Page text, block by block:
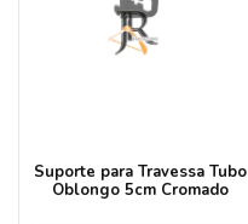
Suporte para Travessa Tubo
Oblongo 5cm Cromado